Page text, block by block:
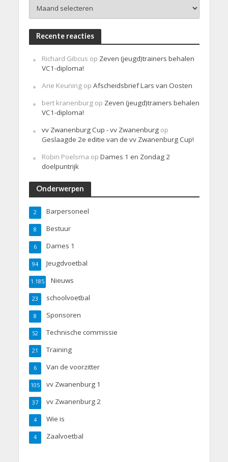
Recente reacties
Richard Gibcus op Zeven (jeugd)trainers behalen
VC1-diploma!
Arie Keuningop Afscheidsbrief Lars van Oosten
bert kranenburgop Zeven (jeugd)trainers behalen
VC1-diploma!
vv Zwanenburg Cup - vv Zwanenburgop
Geslaagde 2e editie van de vv Zwanenburg Cup!
Robin Poelsma op Dames 1 en Zondag 2
doelpuntrijk
Onderwerpen
Barpersoneel
2
Bestuur
8
Dames 1
6
Jeugdvoetbal
94
Nieuws
1.185
schoolvoetbal
23
Sponsoren
8
Technische commissie
52
Training
21
Van de voorzitter
6
vv Zwanenburg 1
105
vv Zwanenburg 2
37
Wie is
4
Zaalvoetbal
4